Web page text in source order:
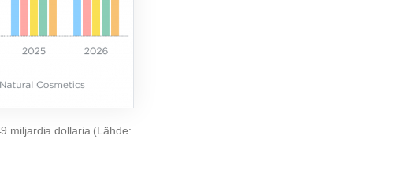
miljardia dollaria (Lähde: